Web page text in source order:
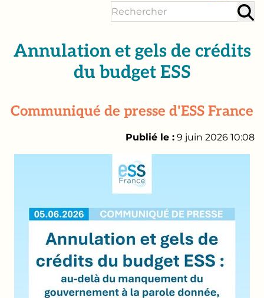
Annulation et gels de crédits
du budget ESS
Communiqué de presse d'ESS France
Publié le : 9 juin 2026 10:08